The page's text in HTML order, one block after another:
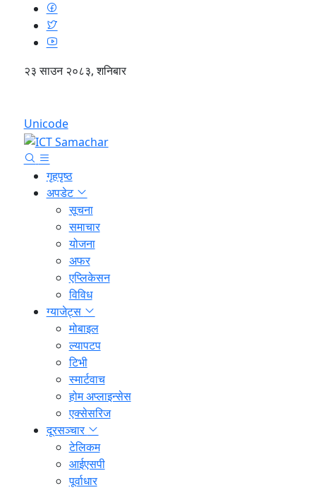
२३ साउन २०८३, शनिबार
Unicode
गृहपृष्ठ
अपडेट
सूचना
समाचार
योजना
अफर
एप्लिकेसन
विविध
ग्याजेट्स
मोबाइल
ल्यापटप
टिभी
स्मार्टवाच
होम अप्लाइन्सेस
एक्सेसरिज
दूरसञ्चार
टेलिकम
आईएसपी
पूर्वाधार